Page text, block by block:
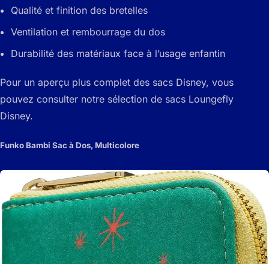
Qualité et finition des bretelles
Ventilation et rembourrage du dos
Durabilité des matériaux face à l’usage enfantin
Pour un aperçu plus complet des sacs Disney, vous
pouvez consulter notre sélection de sacs Loungefly
Disney.
Funko Bambi Sac à Dos, Multicolore